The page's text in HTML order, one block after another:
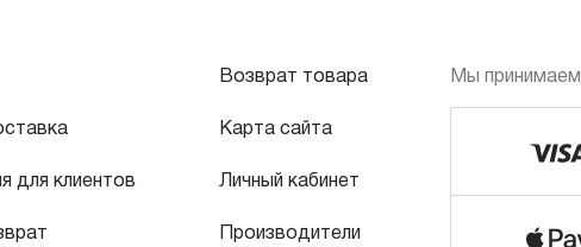
для клиентов
Возврат товара
Карта сайта
Личный кабинет
Производители
Мы принимаем